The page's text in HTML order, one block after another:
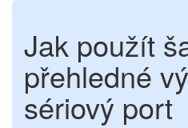
Jak použít
přehledné
sériový port